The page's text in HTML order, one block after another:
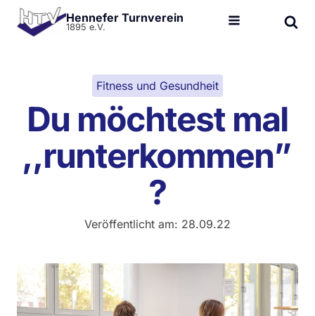
Hennefer Turnverein
1895 e.V.
Fitness und Gesundheit
Du möchtest mal
,,runterkommen”
?
Veröffentlicht am: 28.09.22